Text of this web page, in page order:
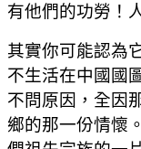
有他們的功勞！
其實你可能認為
不生活在中國國
不問原因，全因
鄉的那一份情懷